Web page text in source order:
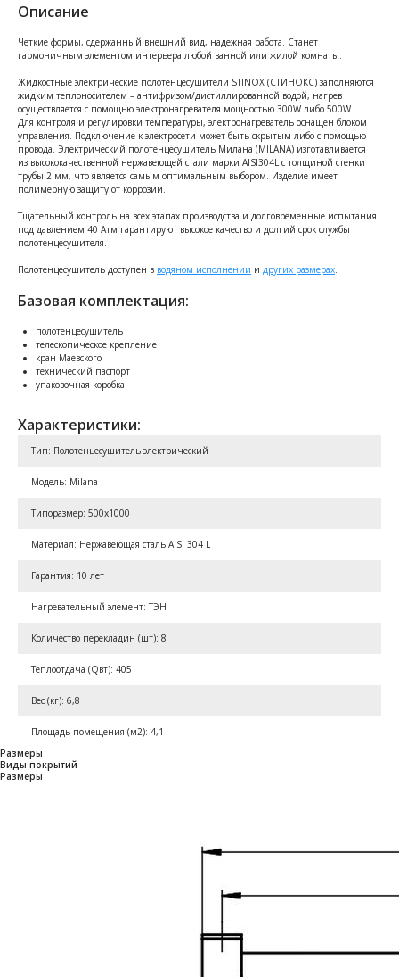
Описание
Четкие формы, сдержанный внешний вид, надежная работа. Станет
гармоничным элементом интерьера любой ванной или жилой комнаты.
Жидкостные электрические полотенцесушители STINOX (СТИНОКС) заполняются
жидким теплоносителем – антифризом/дистиллированной водой, нагрев
осуществляется с помощью электронагревателя мощностью 300W либо 500W.
Для контроля и регулировки температуры, электронагреватель оснащен блоком
управления. Подключение к электросети может быть скрытым либо с помощью
провода. Электрический полотенцесушитель Милана (MILANA) изготавливается
из высококачественной нержавеющей стали марки AISI304L с толщиной стенки
трубы 2 мм, что является самым оптимальным выбором. Изделие имеет
полимерную защиту от коррозии.
Тщательный контроль на всех этапах производства и долговременные испытания
под давлением 40 Атм гарантируют высокое качество и долгий срок службы
полотенцесушителя.
Полотенцесушитель доступен в водяном исполнении и других размерах.
Базовая комплектация:
полотенцесушитель
телескопическое крепление
кран Маевского
технический паспорт
упаковочная коробка
Характеристики:
Тип: Полотенцесушитель электрический
Модель: Milana
Типоразмер: 500x1000
Материал: Нержавеющая сталь AISI 304 L
Гарантия: 10 лет
Нагревательный элемент: ТЭН
Количество перекладин (шт): 8
Теплоотдача (Qвт): 405
Вес (кг): 6,8
Площадь помещения (м2): 4,1
Размеры
Виды покрытий
Размеры